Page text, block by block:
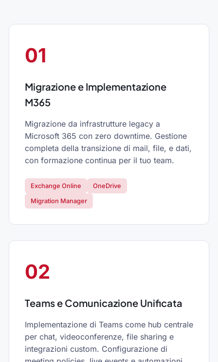
01
Migrazione e Implementazione
M365
Migrazione da infrastrutture legacy a
Microsoft 365 con zero downtime. Gestione
completa della transizione di mail, file, e dati,
con formazione continua per il tuo team.
Exchange Online OneDrive
Migration Manager
02
Teams e Comunicazione Unificata
Implementazione di Teams come hub centrale
per chat, videoconferenze, file sharing e
integrazioni custom. Configurazione di